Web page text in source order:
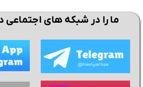
ما را در شبکه های اجتماعی